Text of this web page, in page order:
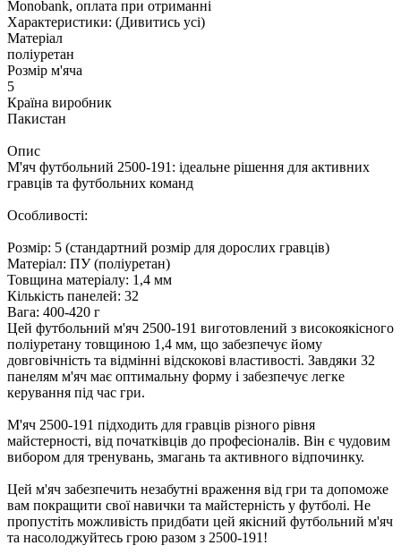
Monobank, оплата при отриманні
Характеристики: (Дивитись усі)
Матеріал
поліуретан
Розмір м'яча
5
Країна виробник
Пакистан
Опис
М'яч футбольний 2500-191: ідеальне рішення для активних
гравців та футбольних команд
Особливості:
Розмір: 5 (стандартний розмір для дорослих гравців)
Матеріал: ПУ (поліуретан)
Товщина матеріалу: 1,4 мм
Кількість панелей: 32
Вага: 400-420 г
Цей футбольний м'яч 2500-191 виготовлений з високоякісного
поліуретану товщиною 1,4 мм, що забезпечує йому
довговічність та відмінні відскокові властивості. Завдяки 32
панелям м'яч має оптимальну форму і забезпечує легке
керування під час гри.
М'яч 2500-191 підходить для гравців різного рівня
майстерності, від початківців до професіоналів. Він є чудовим
вибором для тренувань, змагань та активного відпочинку.
Цей м'яч забезпечить незабутні враження від гри та допоможе
вам покращити свої навички та майстерність у футболі. Не
пропустіть можливість придбати цей якісний футбольний м'яч
та насолоджуйтесь грою разом з 2500-191!